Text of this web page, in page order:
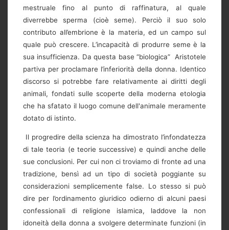
mestruale fino al punto di raffinatura, al quale
diverrebbe sperma (cioè seme). Perciò il suo solo
contributo all’embrione è la materia, ed un campo sul
quale può crescere. L’incapacità di produrre seme è la
sua insufficienza. Da questa base “biologica” Aristotele
partiva per proclamare l’inferiorità della donna. Identico
discorso si potrebbe fare relativamente ai diritti degli
animali, fondati sulle scoperte della moderna etologia
che ha sfatato il luogo comune dell'animale meramente
dotato di istinto.
Il progredire della scienza ha dimostrato l’infondatezza
di tale teoria (e teorie successive) e quindi anche delle
sue conclusioni. Per cui non ci troviamo di fronte ad una
tradizione, bensì ad un tipo di società poggiante su
considerazioni semplicemente false. Lo stesso si può
dire per l’ordinamento giuridico odierno di alcuni paesi
confessionali di religione islamica, laddove la non
idoneità della donna a svolgere determinate funzioni (in